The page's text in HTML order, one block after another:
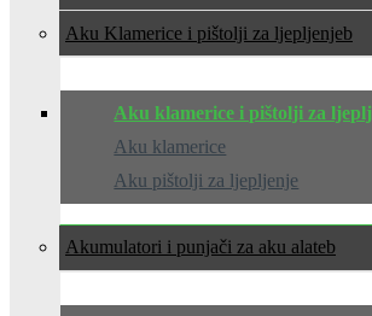
Aku Klamerice i pištolji za ljepljenje
Aku klamerice i pištolji za
Aku klamerice
Aku pištolji za ljepljenje
Akumulatori i punjači za aku alate